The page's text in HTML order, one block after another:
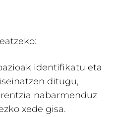
identifikatu eta
ditugu,
nabarmenduz
xede gisa.